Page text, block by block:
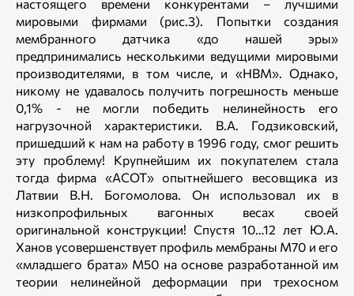
настоящего времени конкурентами – лучшими
мировыми фирмами (рис.3). Попытки создания
мембранного датчика «до нашей эры»
предпринимались несколькими ведущими мировыми
производителями, в том числе, и «НВМ». Однако,
никому не удавалось получить погрешность меньше
0,1% - не могли победить нелинейность его
нагрузочной характеристики. В.А. Годзиковский,
пришедший к нам на работу в 1996 году, смог решить
эту проблему! Крупнейшим их покупателем стала
тогда фирма «АСОТ» опытнейшего весовщика из
Латвии В.Н. Богомолова. Он использовал их в
низкопрофильных вагонных весах своей
оригинальной конструкции! Спустя 10…12 лет Ю.А.
Ханов усовершенствует профиль мембраны М70 и его
«младшего брата» М50 на основе разработанной им
теории нелинейной деформации при трехосном